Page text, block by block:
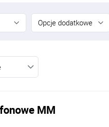
Opcje dodatkowe
MM